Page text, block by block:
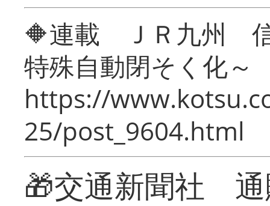
🔶連載 ＪＲ九州 信
特殊自動閉そく化～
https://
25/post_9604.html
🎁交通新聞社